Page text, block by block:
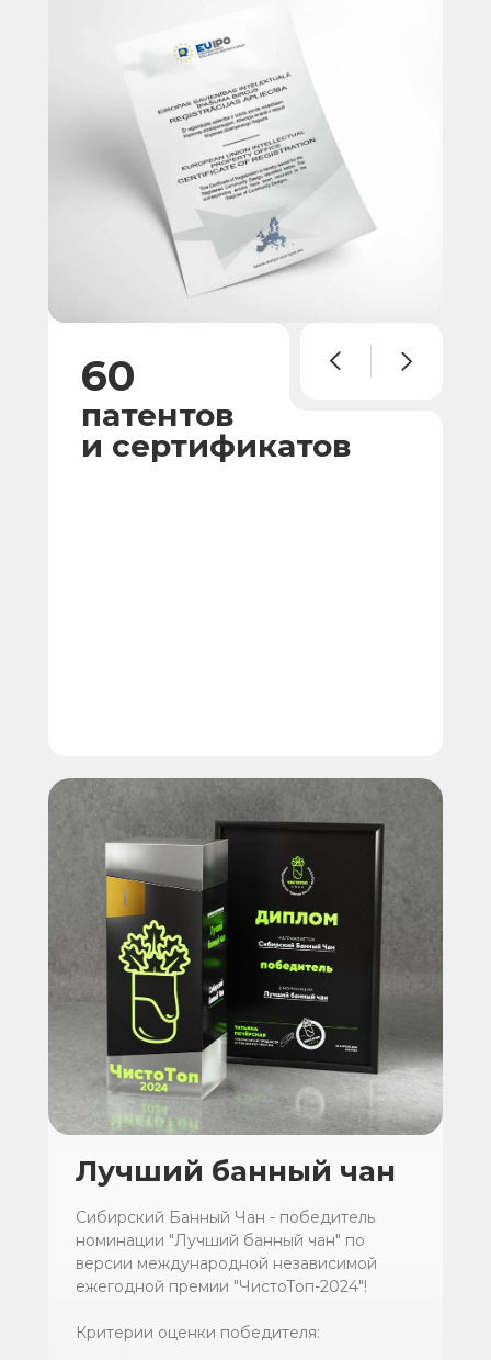
60
патентов
и сертификатов
Лучший банный чан
Сибирский Банный Чан - победитель
номинации "Лучший банный чан" по
версии международной независимой
ежегодной премии "ЧистоТоп-2024"!
Критерии оценки победителя: